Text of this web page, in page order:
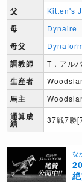
父 Kitten's
母 Dynaire
母父
調教師 T．アル
生産者
馬主
通算成
績 37戦7勝
な